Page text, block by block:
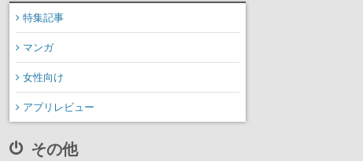
特集記事
マンガ
女性向け
アプリレビュー
その他